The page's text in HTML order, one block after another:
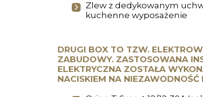
Zlew z dedykowanym
kuchenne wyposażenie
DRUGI BOX TO TZW.
ZABUDOWY. ZASTOSOWANA
ELEKTRYCZNA ZOSTAŁA
NACISKIEM NA NIEZAWODNOŚĆ